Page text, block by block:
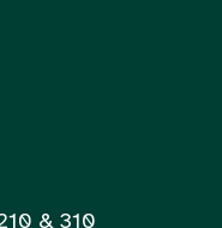
& 310